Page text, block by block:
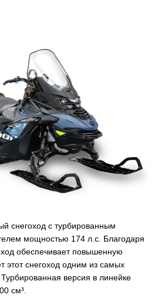
снегоход с турбированным
мощностью 174 л.с. Благодаря
обеспечивает повышенную
этот снегоход одним из самых
версия в линейке
см³.